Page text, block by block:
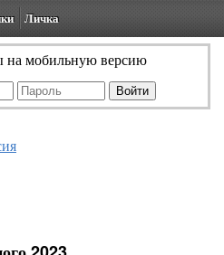
Личка
на мобильную версию